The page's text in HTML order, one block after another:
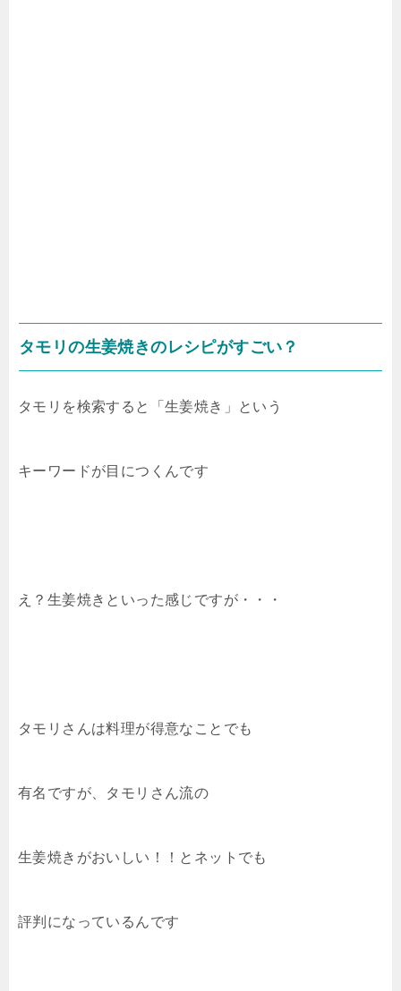
タモリの生姜焼きのレシピがすごい？
タモリを検索すると「生姜焼き」という
キーワードが目につくんです
え？生姜焼きといった感じですが・・・
タモリさんは料理が得意なことでも
有名ですが、タモリさん流の
生姜焼きがおいしい！！とネットでも
評判になっているんです